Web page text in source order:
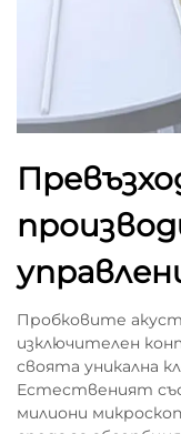
Пробковите
изключителен
своята уникална
Естественият
милиони